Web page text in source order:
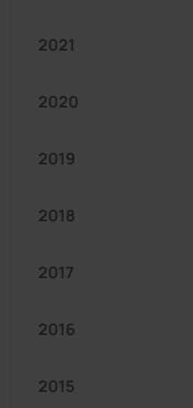
2021
2020
2019
2018
2017
2016
2015